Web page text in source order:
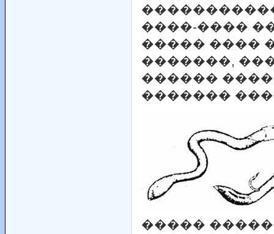
����-����
����� ����
�������,
������
�������
�����